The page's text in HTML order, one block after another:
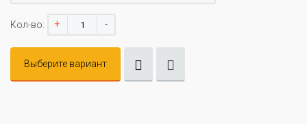
Кол-во: + -
Выберите вариант